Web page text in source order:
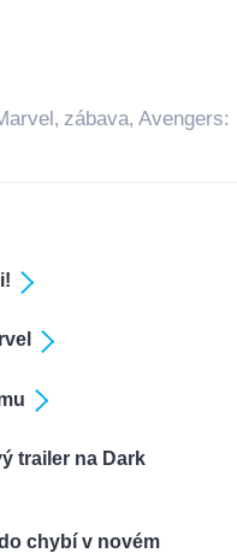
, zábava, Avengers:
trailer na Dark
chybí v novém